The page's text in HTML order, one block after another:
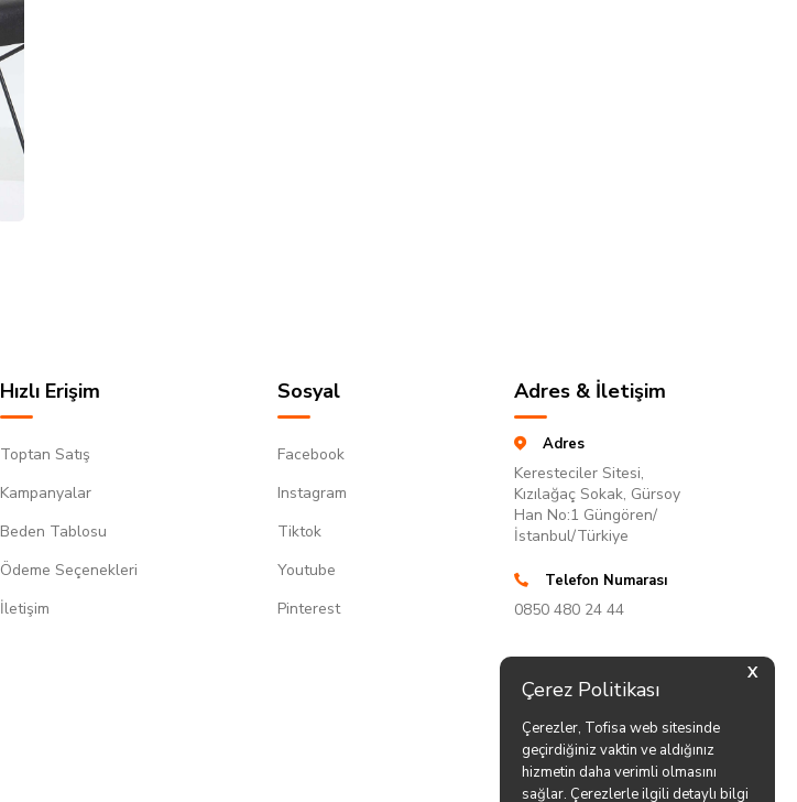
X
Çerez Politikası
Çerezler, Tofisa web sitesinde
geçirdiğiniz vaktin ve aldığınız
hizmetin daha verimli olmasını
sağlar. Çerezlerle ilgili detaylı bilgi
Hızlı Erişim
Toptan Satış
Kampanyalar
Beden Tablosu
Ödeme Seçenekleri
İletişim
Sosyal
Facebook
Instagram
Tiktok
Youtube
Pinterest
Adres & İletişim
Adres
Keresteciler Sitesi,
Kızılağaç Sokak, Gürsoy
Han No:1 Güngören/
İstanbul/Türkiye
Telefon Numarası
0850 480 24 44